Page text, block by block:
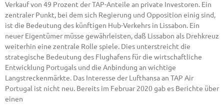
Verkauf von 49 Prozent der TAP-Anteile an private Investoren. Ein
zentraler Punkt, bei dem sich Regierung und Opposition einig sind,
ist die Bedeutung des künftigen Hub-Verkehrs in Lissabon. Ein
neuer Eigentümer müsse gewährleisten, daß Lissabon als Drehkreuz
weiterhin eine zentrale Rolle spiele. Dies unterstreicht die
strategische Bedeutung des Flughafens für die wirtschaftliche
Entwicklung Portugals und die Anbindung an wichtige
Langstreckenmärkte. Das Interesse der Lufthansa an TAP Air
Portugal ist nicht neu. Bereits im Februar 2020 gab es Berichte über
einen